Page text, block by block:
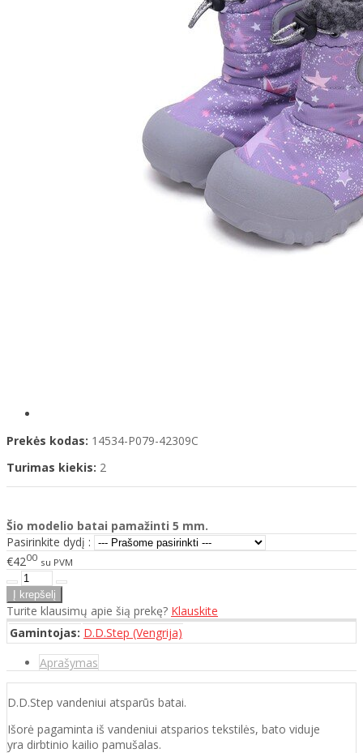
Prekės kodas: 14534-P079-42309C
Turimas kiekis: 2
Šio modelio batai pamažinti 5 mm.
Pasirinkite dydį :
€4200 su PVM
Turite klausimų apie šią prekę? Klauskite
Gamintojas: D.D.Step (Vengrija)
Aprašymas
D.D.Step vandeniui atsparūs batai.
Išorė pagaminta iš vandeniui atsparios tekstilės, bato viduje
yra dirbtinio kailio pamušalas.